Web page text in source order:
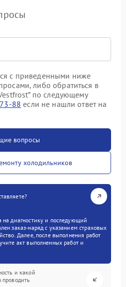
с приведенными ниже
либо обратиться в
по следующему
88 если не нашли ответ на
вопросы
холодильников
на диагностику и последующий
заказ-наряд с указанием страховых
Далее, после выполнения работ
акт выполненных работ и
и какой